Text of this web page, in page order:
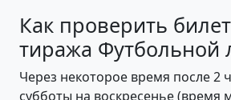
Как проверить
тиража Футбольной
Через некоторое время после 2
субботы на воскресенье (время